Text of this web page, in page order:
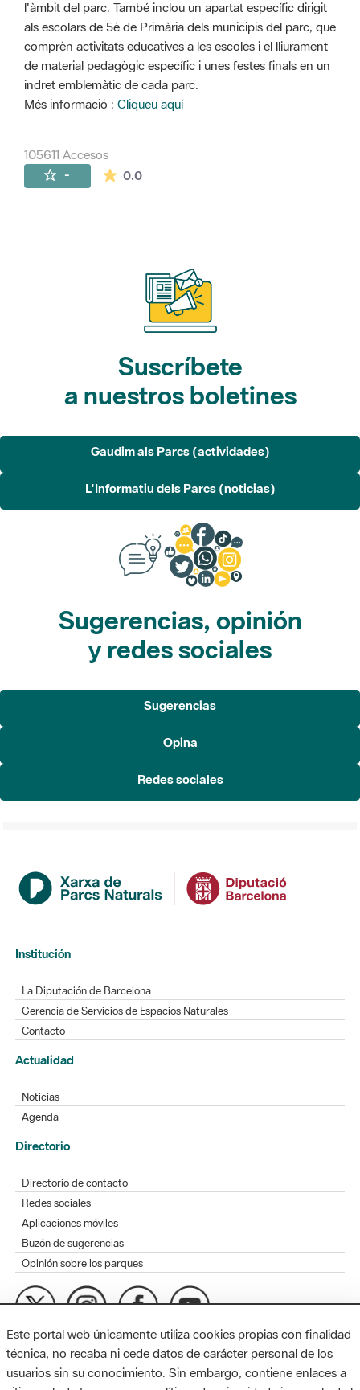
l'àmbit del parc. També inclou un apartat específic dirigit
als escolars de 5è de Primària dels municipis del parc, que
comprèn activitats educatives a les escoles i el lliurament
de material pedagògic específic i unes festes finals en un
indret emblemàtic de cada parc.
Més informació : Cliqueu aquí
105611 Accesos
- 0.0La valoración media es de 0 estrellas de
Suscríbete
a nuestros boletines
Gaudim als Parcs (actividades)
L'Informatiu dels Parcs (noticias)
Sugerencias, opinión
y redes sociales
Sugerencias
Opina
Redes sociales
Institución
La Diputación de Barcelona
Gerencia de Servicios de Espacios Naturales
Contacto
Actualidad
Noticias
Agenda
Directorio
Directorio de contacto
Redes sociales
Aplicaciones móviles
Buzón de sugerencias
Opinión sobre los parques
MAPA WEB AVISO LEGAL ACCESIBILIDAD
Diputación de Barcelona. Edifici Llacuna, 1a planta. Badajoz, 49.
Este portal web únicamente utiliza cookies propias con finalidad
técnica, no recaba ni cede datos de carácter personal de los
usuarios sin su conocimiento. Sin embargo, contiene enlaces a